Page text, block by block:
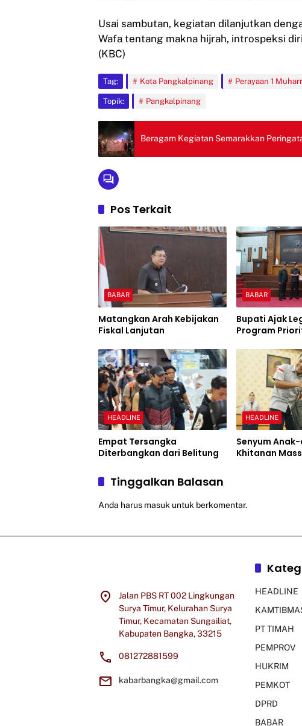
Usai sambutan, kegiatan dilanjutkan
Wafa tentang makna hijrah, introspeksi
(KBC)
Tag: Kota Pangkalpinang Perayaan 1
Topik: Pangkalpinang
Beragam Kegiatan Semarakkan
Pos Terkait
BABAR
Matangkan Arah Kebijakan
Fiskal Lanjutan
BABAR
Bupati Ajak
Program
HEADLINE
Empat Tersangka
Diterbangkan dari Belitung
HEADLINE
Senyum
Khitanan
Tinggalkan Balasan
Anda harus masuk untuk berkomentar.
Jalan PBS RT 002 Lingkungan
Surya Timur, Kelurahan Surya
Timur, Kecamatan Sungailiat,
Kabupaten Bangka, 33215
081272881599
kabarbangka@gmail.com
HEADLINE
PT TIMAH
PEMPROV
HUKRIM
PEMKOT
DPRD
BABAR